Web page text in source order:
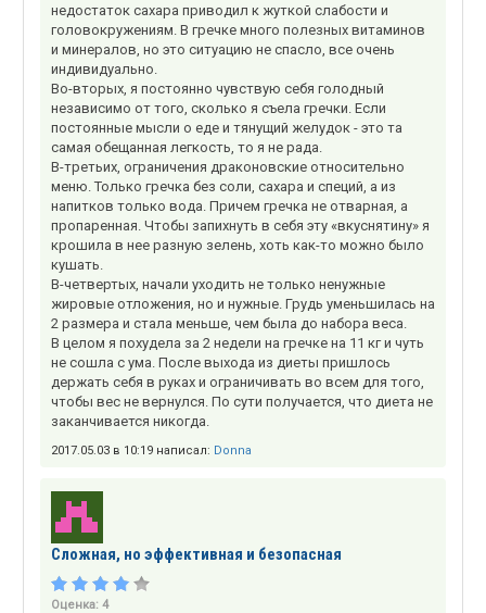
недостаток сахара приводил к жуткой слабости и
головокружениям. В гречке много полезных витаминов
и минералов, но это ситуацию не спасло, все очень
индивидуально.
Во-вторых, я постоянно чувствую себя голодный
независимо от того, сколько я съела гречки. Если
постоянные мысли о еде и тянущий желудок - это та
самая обещанная легкость, то я не рада.
В-третьих, ограничения драконовские относительно
меню. Только гречка без соли, сахара и специй, а из
напитков только вода. Причем гречка не отварная, а
пропаренная. Чтобы запихнуть в себя эту «вкуснятину» я
крошила в нее разную зелень, хоть как-то можно было
кушать.
В-четвертых, начали уходить не только ненужные
жировые отложения, но и нужные. Грудь уменьшилась на
2 размера и стала меньше, чем была до набора веса.
В целом я похудела за 2 недели на гречке на 11 кг и чуть
не сошла с ума. После выхода из диеты пришлось
держать себя в руках и ограничивать во всем для того,
чтобы вес не вернулся. По сути получается, что диета не
заканчивается никогда.
2017.05.03 в 10:19 написал: Donna
Сложная, но эффективная и безопасная
Оценка: 4